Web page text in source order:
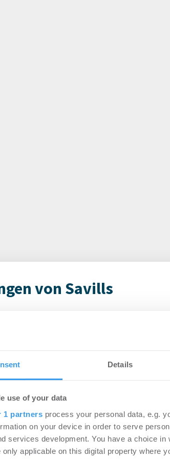
Details
use of your data
1 partners process your personal data, e.g.
on your device in order to serve
services development. You have a choice
only applicable on this digital property where
von Savills
für den ganzen Artikel Wenn noch nicht
um auf die neusten ...